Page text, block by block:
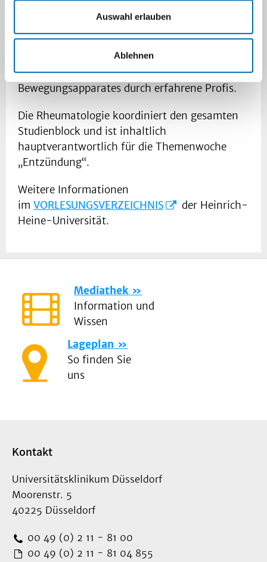
Auswahl erlauben
Ablehnen
strukturierte interdisziplinäre und
interprofessionelle interaktive Ausbildung zu
der Vielzahl der Erkrankungen des
Bewegungsapparates durch erfahrene Profis.
Die Rheumatologie koordiniert den gesamten
Studienblock und ist inhaltlich
hauptverantwortlich für die Themenwoche
„Entzündung“.
Weitere Informationen
im VORLESUNGSVERZEICHNIS
der Heinrich-
Heine-Universität.
Mediathek
Information und
Wissen
Lageplan
So finden Sie
uns
Kontakt
Universitätsklinikum Düsseldorf
Moorenstr. 5
40225 Düsseldorf
00 49 (0) 2 11 - 81 00
00 49 (0) 2 11 - 81 04 855